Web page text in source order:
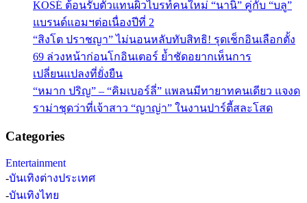
KOSÉ ต้อนรับตัวแทนผิวไบรท์คนใหม่ “นานิ” คู่กับ “บลู”
แบรนด์แอมฯต่อเนื่องปีที่ 2
“สิงโต ปราชญา” ไม่นอนหลับทับสิทธิ! รุดเช็กอินเลือกตั้ง
69 ล่วงหน้าก่อนโกอินเตอร์ ย้ำชัดอยากเห็นการ
เปลี่ยนแปลงที่ยั่งยืน
“หมาก ปริญ” – “คิมเบอร์ลี่” แพลนมีทายาทคนเดียว แจงด
ราม่าชุดว่าที่เจ้าสาว “ญาญ่า” ในงานปาร์ตี้สละโสด
Categories
Entertainment
-บันเทิงต่างประเทศ
-บันเทิงไทย